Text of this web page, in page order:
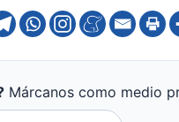
Márcanos como medio